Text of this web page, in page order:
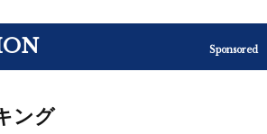
Sponsored
ング